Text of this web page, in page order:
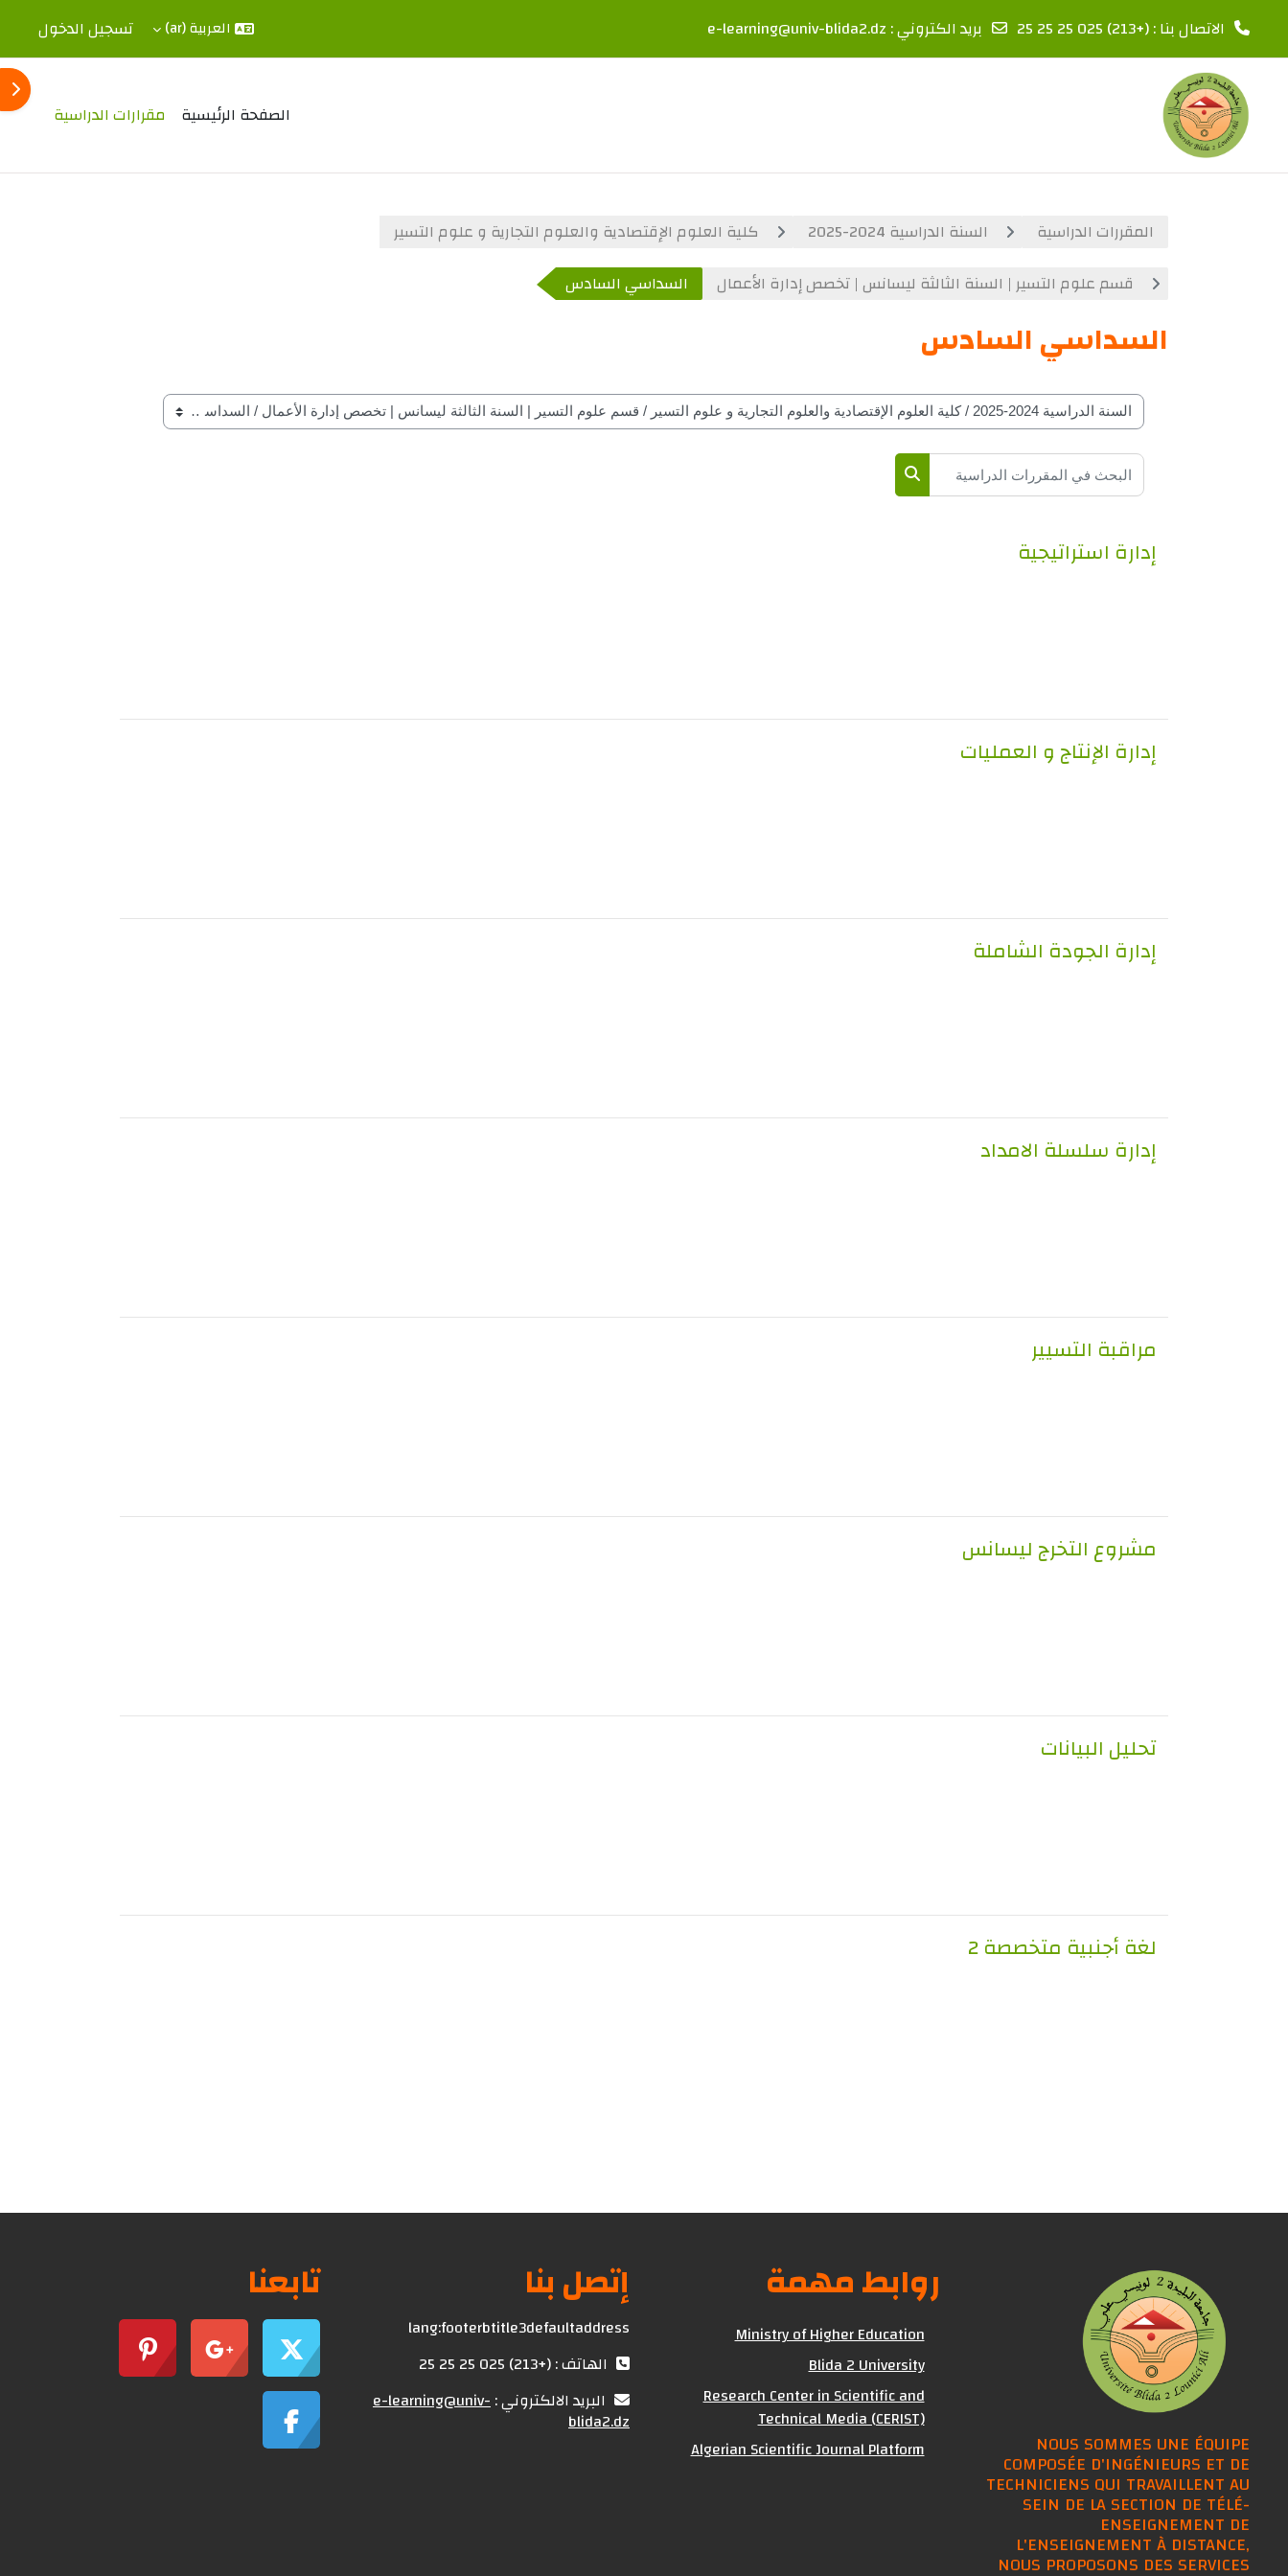
تخطى إلى المحتوى الرئيسي
الاتصال بنا : (+213) 025 25 25 25 بريد الكتروني : e-learning@univ-blida2.dz العربية ‎(ar)‎ تسجيل الدخول
الصفحة الرئيسية مقرارات الدراسية
المقررات الدراسية السنة الدراسية 2024-2025
كلية العلوم الإقتصادية والعلوم التجارية و علوم التسير
قسم علوم التسير | السنة الثالثة ليسانس | تخصص إدارة الأعمال
السداسي السادس
السداسي السادس
تصنيفات المقرارات حسب السنة الدراسة
البحث في المقررات الدراسية
البحث في المقررات الدراسية
إدارة استراتيجية
إدارة الإنتاج و العمليات
إدارة الجودة الشاملة
إدارة سلسلة الامداد
مراقبة التسيير
مشروع التخرج ليسانس
تحليل البيانات
لغة أجنبية متخصصة 2
NOUS SOMMES UNE ÉQUIPE
COMPOSÉE D'INGÉNIEURS ET DE
TECHNICIENS QUI TRAVAILLENT AU
SEIN DE LA SECTION DE TÉLÉ-
ENSEIGNEMENT DE
L'ENSEIGNEMENT À DISTANCE,
NOUS PROPOSONS DES SERVICES
روابط مهمة
Ministry of Higher Education
Blida 2 University
Research Center in Scientific and
Technical Media (CERIST)
Algerian Scientific Journal Platform
إتصل بنا
lang:footerbtitle3defaultaddress
الهاتف : (+213) 025 25 25 25
البريد الالكتروني :e-learning@univ-
blida2.dz
تابعنا